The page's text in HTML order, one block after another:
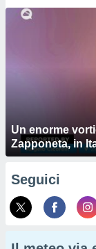
Un enorme
Zapponeta, in
Seguici